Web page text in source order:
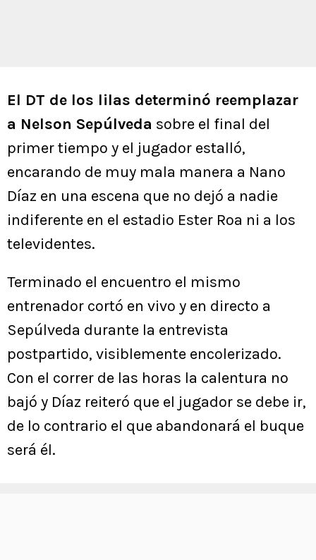
El DT de los lilas determinó reemplazar
a Nelson Sepúlveda sobre el final del
primer tiempo y el jugador estalló,
encarando de muy mala manera a Nano
Díaz en una escena que no dejó a nadie
indiferente en el estadio Ester Roa ni a los
televidentes.
Terminado el encuentro el mismo
entrenador cortó en vivo y en directo a
Sepúlveda durante la entrevista
postpartido, visiblemente encolerizado.
Con el correr de las horas la calentura no
bajó y Díaz reiteró que el jugador se debe ir,
de lo contrario el que abandonará el buque
será él.